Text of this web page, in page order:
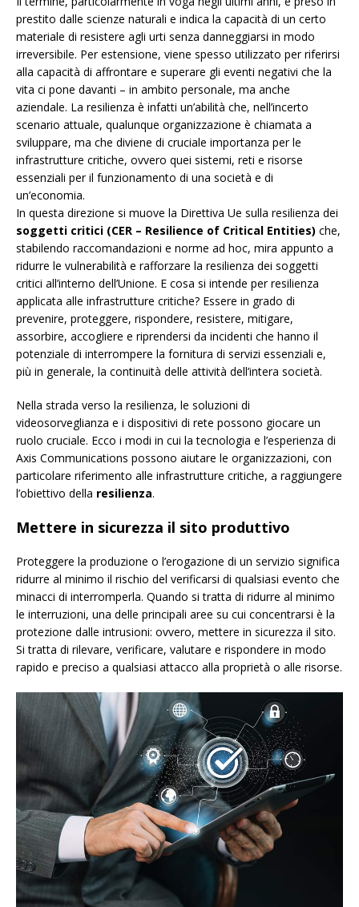
prestito dalle scienze naturali e indica la capacità di un certo
materiale di resistere agli urti senza danneggiarsi in modo
irreversibile. Per estensione, viene spesso utilizzato per riferirsi
alla capacità di affrontare e superare gli eventi negativi che la
vita ci pone davanti – in ambito personale, ma anche
aziendale. La resilienza è infatti un’abilità che, nell’incerto
scenario attuale, qualunque organizzazione è chiamata a
sviluppare, ma che diviene di cruciale importanza per le
infrastrutture critiche, ovvero quei sistemi, reti e risorse
essenziali per il funzionamento di una società e di
un’economia.
In questa direzione si muove la Direttiva Ue sulla resilienza dei
soggetti critici (CER – Resilience of Critical Entities) che,
stabilendo raccomandazioni e norme ad hoc, mira appunto a
ridurre le vulnerabilità e rafforzare la resilienza dei soggetti
critici all’interno dell’Unione. E cosa si intende per resilienza
applicata alle infrastrutture critiche? Essere in grado di
prevenire, proteggere, rispondere, resistere, mitigare,
assorbire, accogliere e riprendersi da incidenti che hanno il
potenziale di interrompere la fornitura di servizi essenziali e,
più in generale, la continuità delle attività dell’intera società.
Nella strada verso la resilienza, le soluzioni di
videosorveglianza e i dispositivi di rete possono giocare un
ruolo cruciale. Ecco i modi in cui la tecnologia e l’esperienza di
Axis Communications possono aiutare le organizzazioni, con
particolare riferimento alle infrastrutture critiche, a raggiungere
l’obiettivo della resilienza.
Mettere in sicurezza il sito produttivo
Proteggere la produzione o l’erogazione di un servizio significa
ridurre al minimo il rischio del verificarsi di qualsiasi evento che
minacci di interromperla. Quando si tratta di ridurre al minimo
le interruzioni, una delle principali aree su cui concentrarsi è la
protezione dalle intrusioni: ovvero, mettere in sicurezza il sito.
Si tratta di rilevare, verificare, valutare e rispondere in modo
rapido e preciso a qualsiasi attacco alla proprietà o alle risorse.